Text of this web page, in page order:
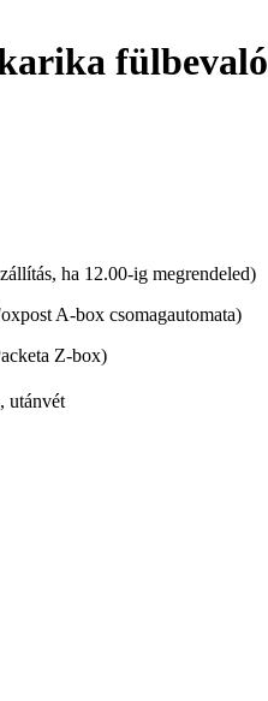
fülbevaló
ha 12.00-ig megrendeled)
A-box csomagautomata)
Z-box)
utánvét